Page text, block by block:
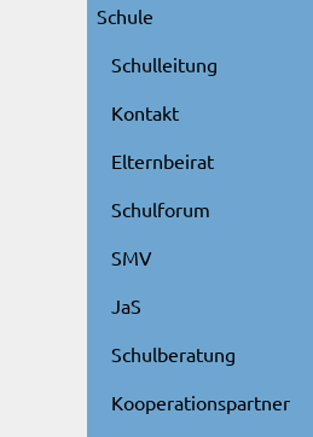
Schule
Schulleitung
Kontakt
Elternbeirat
Schulforum
SMV
JaS
Schulberatung
Kooperationspartner